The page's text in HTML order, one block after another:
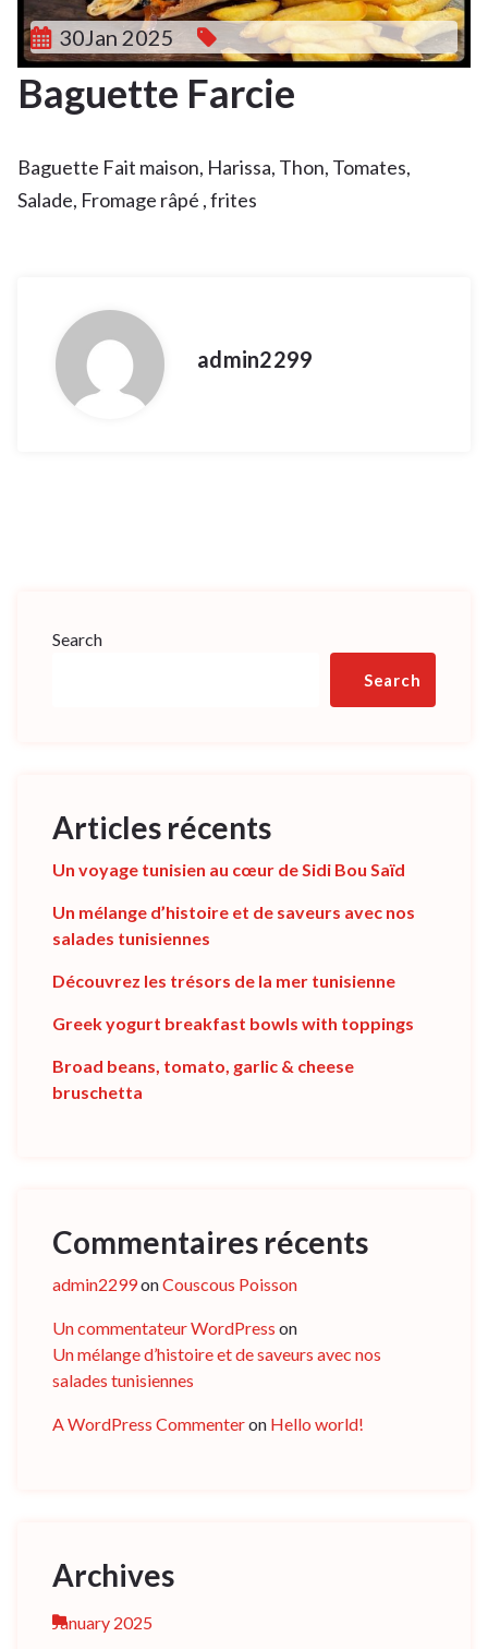
30Jan 2025
Baguette Farcie
Baguette Fait maison, Harissa, Thon, Tomates,
Salade, Fromage râpé , frites
admin2299
Search
Search
Articles récents
Un voyage tunisien au cœur de Sidi Bou Saïd
Un mélange d’histoire et de saveurs avec nos
salades tunisiennes
Découvrez les trésors de la mer tunisienne
Greek yogurt breakfast bowls with toppings
Broad beans, tomato, garlic & cheese
bruschetta
Commentaires récents
admin2299onCouscous Poisson
Un commentateur WordPress on
Un mélange d’histoire et de saveurs avec nos
salades tunisiennes
A WordPress Commenteron Hello world!
Archives
January 2025